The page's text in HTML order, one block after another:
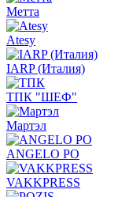
Метта
Atesy
IARP (Италия)
ТПК "ШЕФ"
Мартэл
ANGELO PO
VAKKPRESS